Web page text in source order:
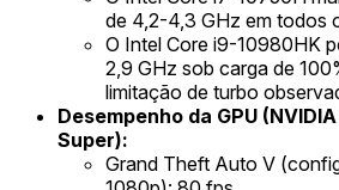
de 4,2-4,3 GHz em todos
O Intel Core i9-10980HK
2,9 GHz sob carga de
limitação de turbo
Desempenho da GPU
Super):
Grand Theft Auto V